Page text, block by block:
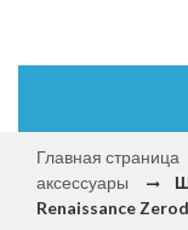
Главная страница
аксессуары
Renaissance